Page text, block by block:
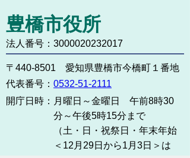
豊橋市役所
法人番号：3000020232017
〒440-8501 愛知県豊橋市今橋町１番地
代表番号： 0532-51-2111
開庁日時： 月曜日～金曜日 午前8時30
分～午後5時15分まで
（土・日・祝祭日・年末年始
＜12月29日から1月3日＞は